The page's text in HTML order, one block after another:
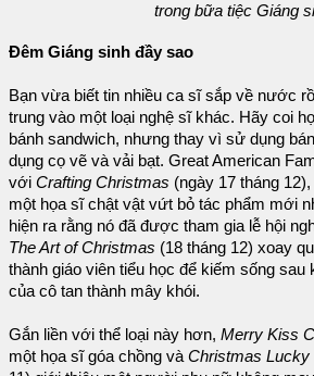
trong bữa tiệc Giáng
Đêm Giáng sinh đầy sao
Bạn vừa biết tin nhiều ca sĩ sắp về nước
trung vào một loại nghệ sĩ khác. Hãy coi
bánh sandwich, nhưng thay vì sử dụng
dụng cọ vẽ và vải bạt. Great American
với Crafting Christmas (ngày 17 tháng
một họa sĩ chật vật vứt bỏ tác phẩm mới
hiện ra rằng nó đã được tham gia lễ hội
The Art of Christmas (18 tháng 12) xoay
thành giáo viên tiểu học để kiếm sống sau
của cô tan thành mây khói.
Gắn liền với thể loại này hơn, Merry Kiss
một họa sĩ góa chồng và Christmas Lucky